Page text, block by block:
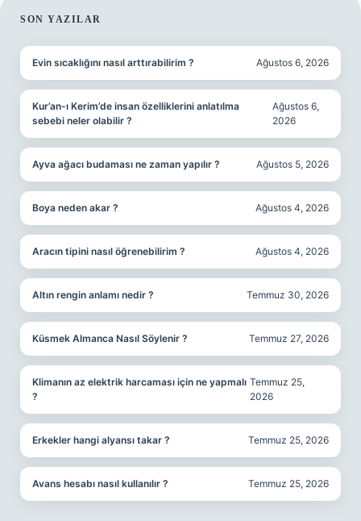
SIDEBAR
SON YAZILAR
Evin sıcaklığını nasıl arttırabilirim ? Ağustos 6, 2026
Kur’an-ı Kerim’de insan özelliklerini anlatılma
sebebi neler olabilir ?
Ağustos 6,
2026
Ayva ağacı budaması ne zaman yapılır ? Ağustos 5, 2026
Boya neden akar ? Ağustos 4, 2026
Aracın tipini nasıl öğrenebilirim ? Ağustos 4, 2026
Altın rengin anlamı nedir ? Temmuz 30, 2026
Küsmek Almanca Nasıl Söylenir ? Temmuz 27, 2026
Klimanın az elektrik harcaması için ne yapmalı
?
Temmuz 25,
2026
Erkekler hangi alyansı takar ? Temmuz 25, 2026
Avans hesabı nasıl kullanılır ? Temmuz 25, 2026